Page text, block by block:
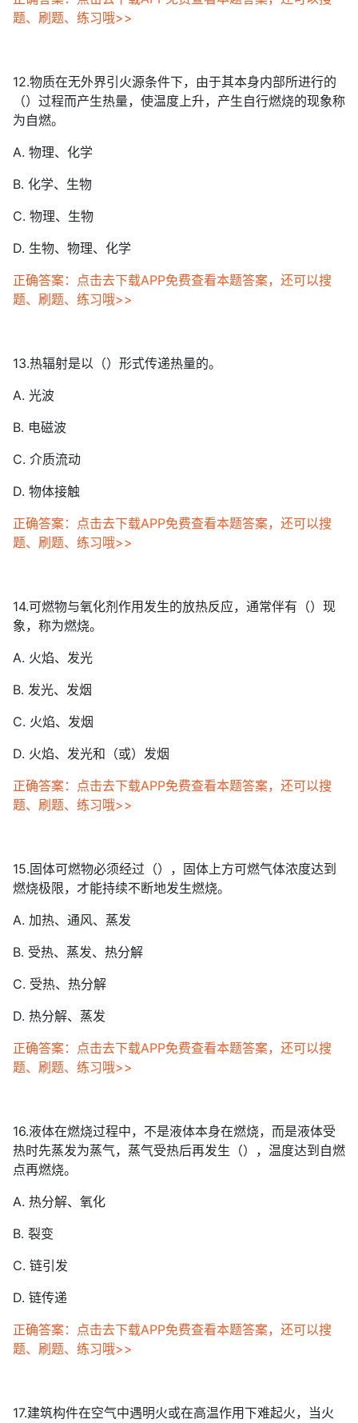
题、刷题、练习哦>>
12.物质在无外界引火源条件下，由于其本身内部所进行的
（）过程而产生热量，使温度上升，产生自行燃烧的现象称
为自燃。
A. 物理、化学
B. 化学、生物
C. 物理、生物
D. 生物、物理、化学
正确答案：点击去下载APP免费查看本题答案，还可以搜
题、刷题、练习哦>>
13.热辐射是以（）形式传递热量的。
A. 光波
B. 电磁波
C. 介质流动
D. 物体接触
正确答案：点击去下载APP免费查看本题答案，还可以搜
题、刷题、练习哦>>
14.可燃物与氧化剂作用发生的放热反应，通常伴有（）现
象，称为燃烧。
A. 火焰、发光
B. 发光、发烟
C. 火焰、发烟
D. 火焰、发光和（或）发烟
正确答案：点击去下载APP免费查看本题答案，还可以搜
题、刷题、练习哦>>
15.固体可燃物必须经过（），固体上方可燃气体浓度达到
燃烧极限，才能持续不断地发生燃烧。
A. 加热、通风、蒸发
B. 受热、蒸发、热分解
C. 受热、热分解
D. 热分解、蒸发
正确答案：点击去下载APP免费查看本题答案，还可以搜
题、刷题、练习哦>>
16.液体在燃烧过程中，不是液体本身在燃烧，而是液体受
热时先蒸发为蒸气，蒸气受热后再发生（），温度达到自燃
点再燃烧。
A. 热分解、氧化
B. 裂变
C. 链引发
D. 链传递
正确答案：点击去下载APP免费查看本题答案，还可以搜
题、刷题、练习哦>>
17.建筑构件在空气中遇明火或在高温作用下难起火，当火